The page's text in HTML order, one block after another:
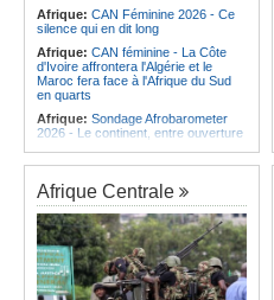
Afrique: CAN Féminine 2026 - Ce
silence qui en dit long
Afrique: CAN féminine - La Côte
d'Ivoire affrontera l'Algérie et le
Maroc fera face à l'Afrique du Sud
en quarts
Afrique: Sondage Afrobarometer
2026 - Le continent, entre ouverture
Afrique:L'Éthiopie accueillera la
76e session du Comité régional de
l'OMS pour le continent
Afrique:La chaîne Canal+ va
diffuser l'ensemble des coupes
d'Europe de football sur le continent
Afrique:Les soins de santé
passent aussi par les familles et les
Afrique Centrale